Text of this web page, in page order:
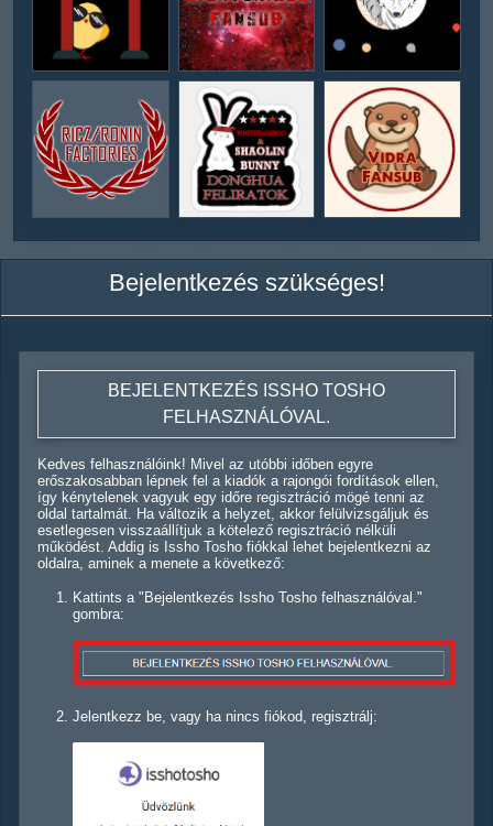
Bejelentkezés szükséges!
BEJELENTKEZÉS ISSHO TOSHO
FELHASZNÁLÓVAL.
Kedves felhasználóink! Mivel az utóbbi időben egyre
erőszakosabban lépnek fel a kiadók a rajongói fordítások ellen,
így kénytelenek vagyuk egy időre regisztráció mögé tenni az
oldal tartalmát. Ha változik a helyzet, akkor felülvizsgáljuk és
esetlegesen visszaállítjuk a kötelező regisztráció nélküli
működést. Addig is Issho Tosho fiókkal lehet bejelentkezni az
oldalra, aminek a menete a következő:
Kattints a "Bejelentkezés Issho Tosho felhasználóval."
gombra:
Jelentkezz be, vagy ha nincs fiókod, regisztrálj: